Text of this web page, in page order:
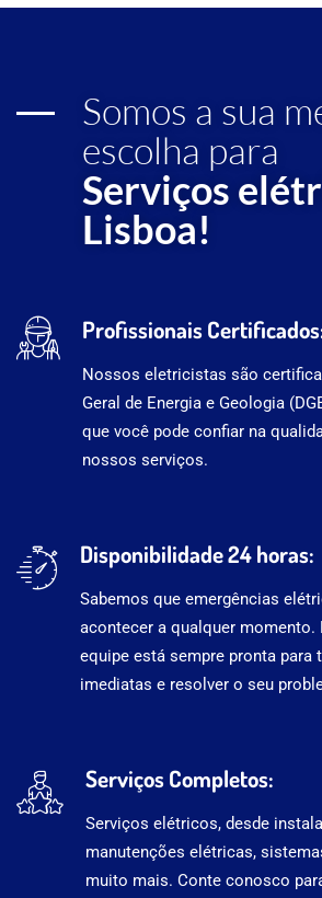
Somos a sua
escolha para
Serviços
Lisboa!
Profissionais
Nossos eletricistas são
Geral de Energia e Geologia
que você pode confiar na
nossos serviços.
Disponibilidade 24 horas:
Sabemos que emergências
acontecer a qualquer momento.
equipe está sempre pronta para
imediatas e resolver o seu
Serviços Completos:
Serviços elétricos, desde
manutenções elétricas,
muito mais. Conte conosco